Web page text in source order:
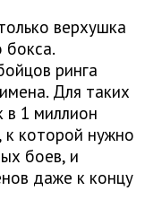
верхушка
бокса.
ринга
Для таких
в 1 миллион
к которой нужно
боев, и
даже к концу